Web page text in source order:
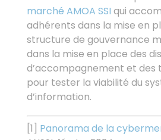
marché AMOA SSI qui
adhérents dans la mise en
structure de gouvernance
dans la mise en place des
d’accompagnement et des
pour tester la viabilité du
d’information.
[1] Panorama de la